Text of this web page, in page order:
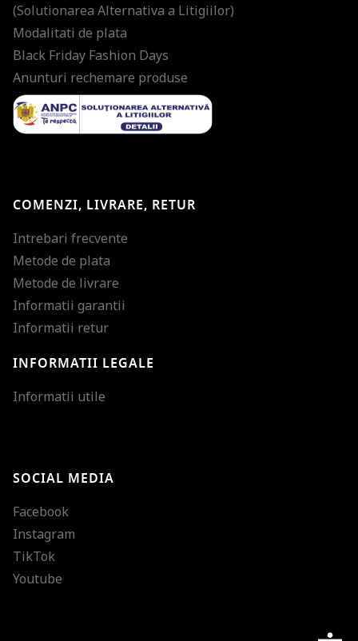
(Solutionarea Alternativa a Litigiilor)
Modalitati de plata
Black Friday Fashion Days
Anunturi rechemare produse
COMENZI, LIVRARE, RETUR
Intrebari frecvente
Metode de plata
Metode de livrare
Informatii garantii
Informatii retur
INFORMATII LEGALE
Informatii utile
SOCIAL MEDIA
Facebook
Instagram
TikTok
Youtube